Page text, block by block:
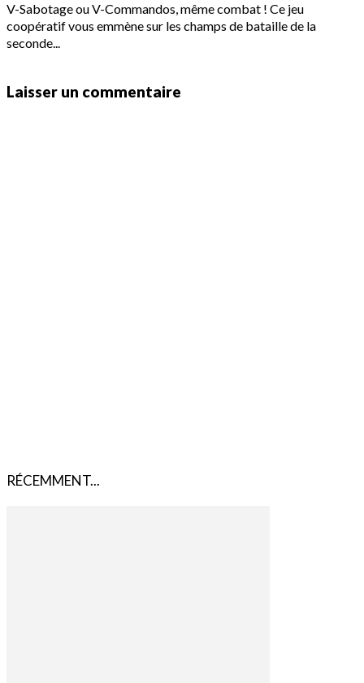
V-Sabotage ou V-Commandos, même combat ! Ce jeu
coopératif vous emmène sur les champs de bataille de la
seconde...
Laisser un commentaire
RÉCEMMENT...